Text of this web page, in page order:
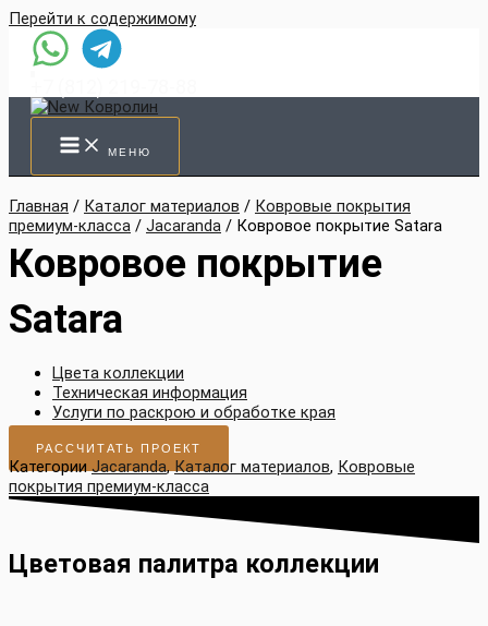
Перейти к содержимому
МЕНЮ
Главная / Каталог материалов / Ковровые покрытия
премиум-класса / Jacaranda / Ковровое покрытие Satara
Ковровое покрытие
Satara
Цвета коллекции
Техническая информация
Услуги по раскрою и обработке края
РАССЧИТАТЬ ПРОЕКТ
Категории Jacaranda,Каталог материалов, Ковровые
покрытия премиум-класса
Цветовая палитра коллекции